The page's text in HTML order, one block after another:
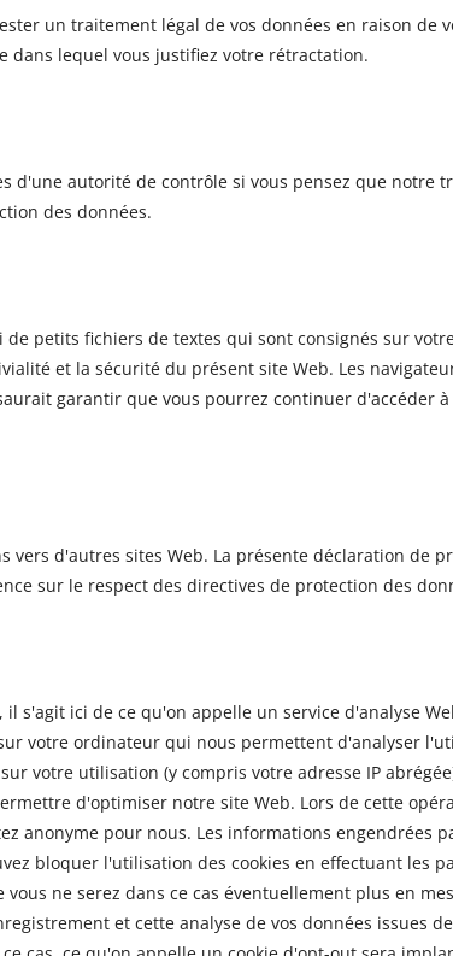
un traitement légal de vos données en raison de
dans lequel vous justifiez votre rétractation.
d'une autorité de contrôle si vous pensez que notre
des données.
petits fichiers de textes qui sont consignés sur
et la sécurité du présent site Web. Les
garantir que vous pourrez continuer d'accéder
vers d'autres sites Web. La présente déclaration de
sur le respect des directives de protection des
s'agit ici de ce qu'on appelle un service d'analyse
votre ordinateur qui nous permettent d'analyser
votre utilisation (y compris votre adresse IP
d'optimiser notre site Web. Lors de cette
anonyme pour nous. Les informations engendrées
bloquer l'utilisation des cookies en effectuant les
ne serez dans ce cas éventuellement plus en
et cette analyse de vos données issues